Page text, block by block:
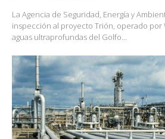
La Agencia de Seguridad, Energía y
inspección al proyecto Trión, operado por
aguas ultraprofundas del Golfo...